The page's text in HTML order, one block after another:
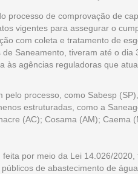
processo de comprovação de
vigentes para assegurar o
com coleta e tratamento de
Saneamento, tiveram até o
às agências reguladoras que
processo, como Sabesp
estruturadas, como a
(AC); Cosama (AM); Caema
por meio da Lei 14.026/
de abastecimento de